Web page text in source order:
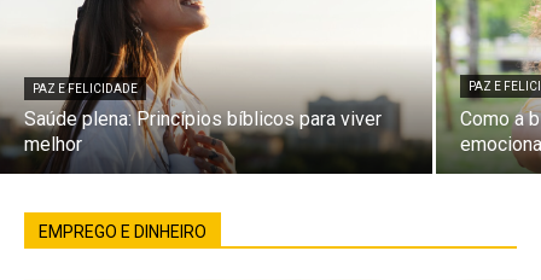
PAZ E FELICIDADE
Saúde plena: Princípios bíblicos para viver
melhor
PAZ E
Como a
EMPREGO E DINHEIRO